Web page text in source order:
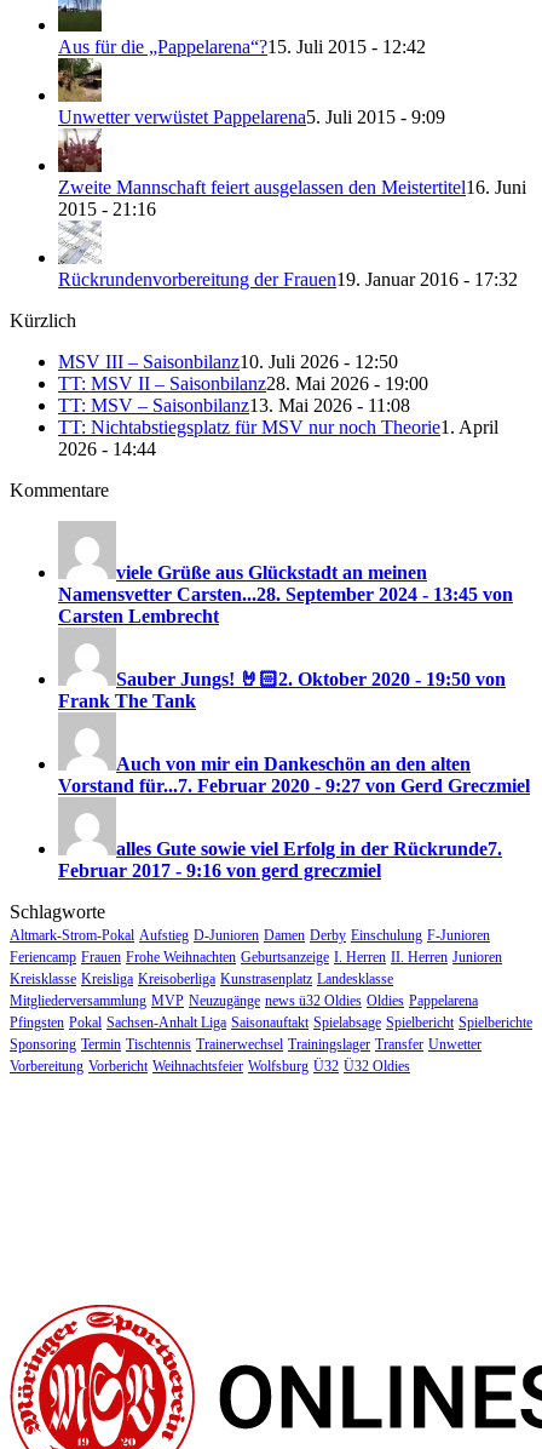
Aus für die „Pappelarena“?15. Juli 2015 - 12:42
Unwetter verwüstet Pappelarena5. Juli 2015 - 9:09
Zweite Mannschaft feiert ausgelassen den Meistertitel16. Juni
2015 - 21:16
Rückrundenvorbereitung der Frauen19. Januar 2016 - 17:32
Kürzlich
MSV III – Saisonbilanz10. Juli 2026 - 12:50
TT: MSV II – Saisonbilanz28. Mai 2026 - 19:00
TT: MSV – Saisonbilanz13. Mai 2026 - 11:08
TT: Nichtabstiegsplatz für MSV nur noch Theorie1. April
2026 - 14:44
Kommentare
viele Grüße aus Glückstadt an meinen
Namensvetter Carsten...28. September 2024 - 13:45 von
Carsten Lembrecht
Sauber Jungs! 🤘🏻2. Oktober 2020 - 19:50 von
Frank The Tank
Auch von mir ein Dankeschön an den alten
Vorstand für...7. Februar 2020 - 9:27 von Gerd Greczmiel
alles Gute sowie viel Erfolg in der Rückrunde7.
Februar 2017 - 9:16 von gerd greczmiel
Schlagworte
Altmark-Strom-Pokal Aufstieg D-Junioren Damen Derby Einschulung F-Junioren
Feriencamp Frauen Frohe Weihnachten Geburtsanzeige I. Herren II. Herren Junioren
Kreisklasse Kreisliga Kreisoberliga Kunstrasenplatz Landesklasse
Mitgliederversammlung MVP Neuzugänge news ü32 Oldies Oldies Pappelarena
Pfingsten Pokal Sachsen-Anhalt Liga Saisonauftakt Spielabsage Spielbericht Spielberichte
Sponsoring Termin Tischtennis Trainerwechsel Trainingslager Transfer Unwetter
Vorbereitung Vorbericht Weihnachtsfeier Wolfsburg Ü32 Ü32 Oldies